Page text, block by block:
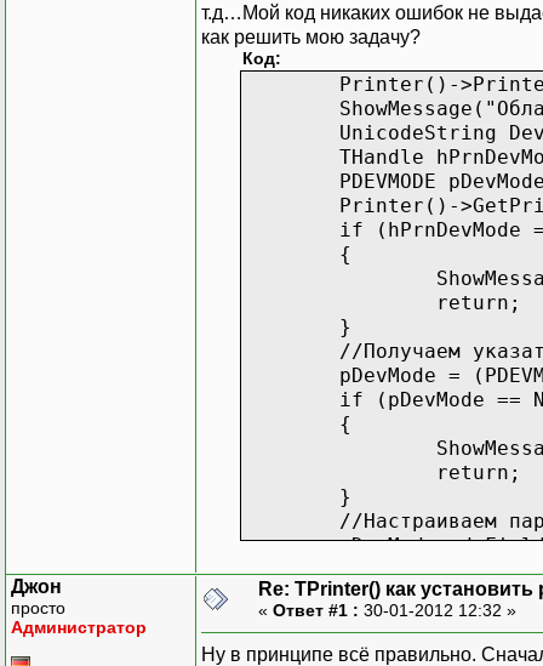
т.д…Мой код никаких ошибок не
как решить мою задачу?
Код:
Printer()-
UnicodeString
THandle
Printer()-
if (hPrnDevMode
{
return;
}
//Получаем
pDevMode =
if (pDevMode ==
{
return;
}
//Настраиваем
pDevMode-
pDevMode-
//Освобождаем
Джон
просто
Администратор
Re: TPrinter() как
« Ответ #1 : 30-01-2012 12:32 »
Ну в принципе всё правильно.